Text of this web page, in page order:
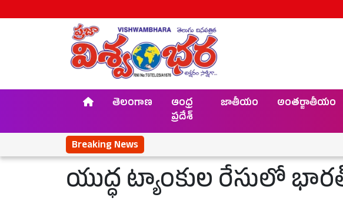
తెలంగాణ
ఆంధ్ర
ప్రదేశ్
జాతీయం అంతర్జాతీయం
Breaking News
యుద్ధ ట్యాంకుల రేసులో